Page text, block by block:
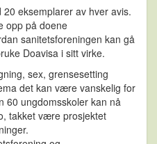
eksemplarer av hver avis.
opp på doene
sanitetsforeningen kan gå
Doavisa i sitt virke.
sex, grensesetting
det kan være vanskelig for
60 ungdomsskoler kan nå
takket være prosjektet